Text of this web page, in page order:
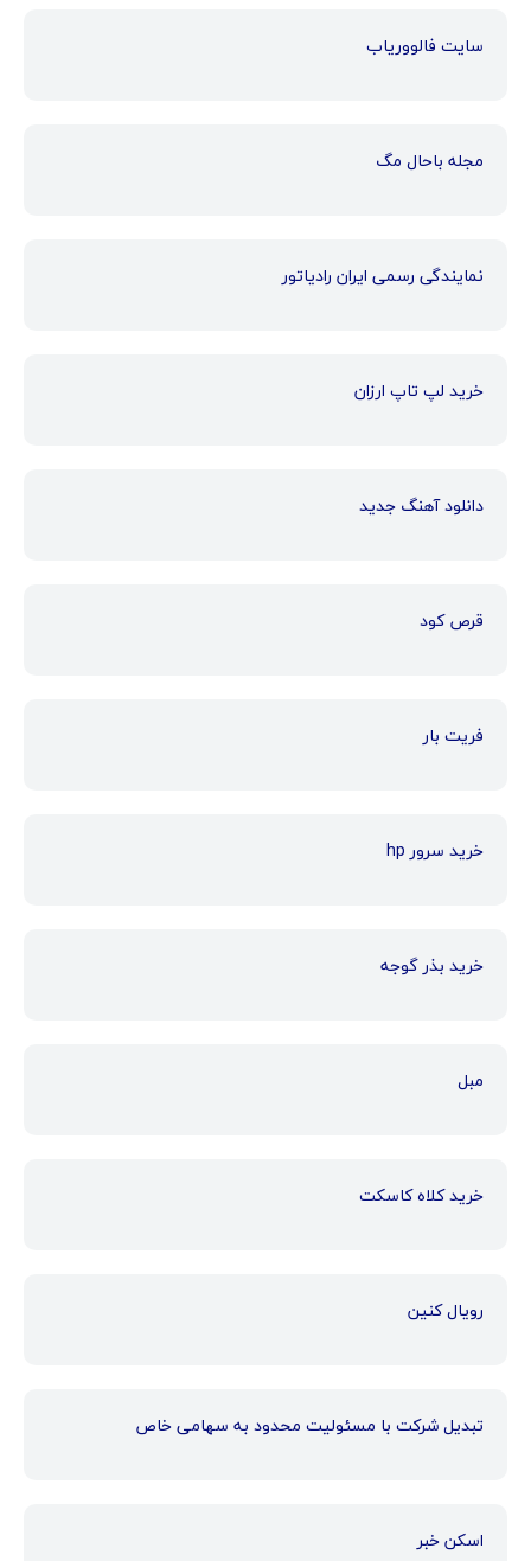
سایت فالووریاب
مجله باحال مگ
نمایندگی رسمی ایران رادیاتور
خرید لپ تاپ ارزان
دانلود آهنگ جدید
قرص کود
فریت بار
خرید سرور hp
خرید بذر گوجه
مبل
خرید کلاه کاسکت
رویال کنین
تبدیل شرکت با مسئولیت محدود به سهامی خاص
اسکن خبر